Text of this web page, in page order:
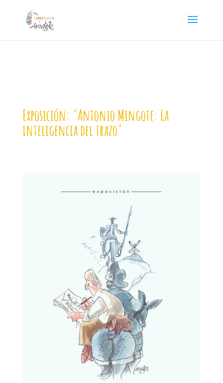
Exposición: "Antonio Mingote: La
inteligencia del trazo"